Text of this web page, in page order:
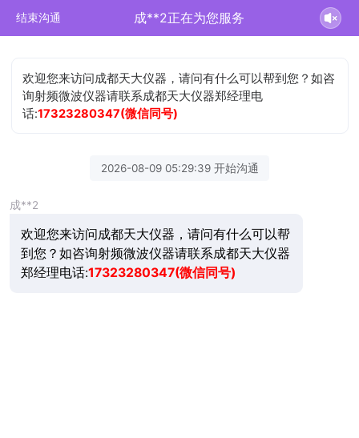
结束沟通 成**2正在为您服务
欢迎您来访问成都天大仪器，请问有什么可以帮到您？如咨
询射频微波仪器请联系成都天大仪器郑经理电
话:17323280347(微信同号)
2026-08-09 05:29:39 开始沟通
成**2
欢迎您来访问成都天大仪器，请问有什么可以帮
到您？如咨询射频微波仪器请联系成都天大仪器
郑经理电话:17323280347(微信同号)